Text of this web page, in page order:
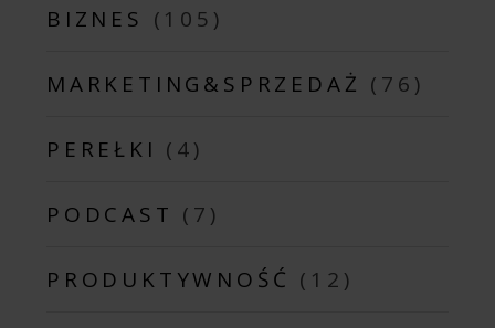
BIZNES (105)
MARKETING&SPRZEDAŻ (76)
PEREŁKI (4)
PODCAST (7)
PRODUKTYWNOŚĆ (12)